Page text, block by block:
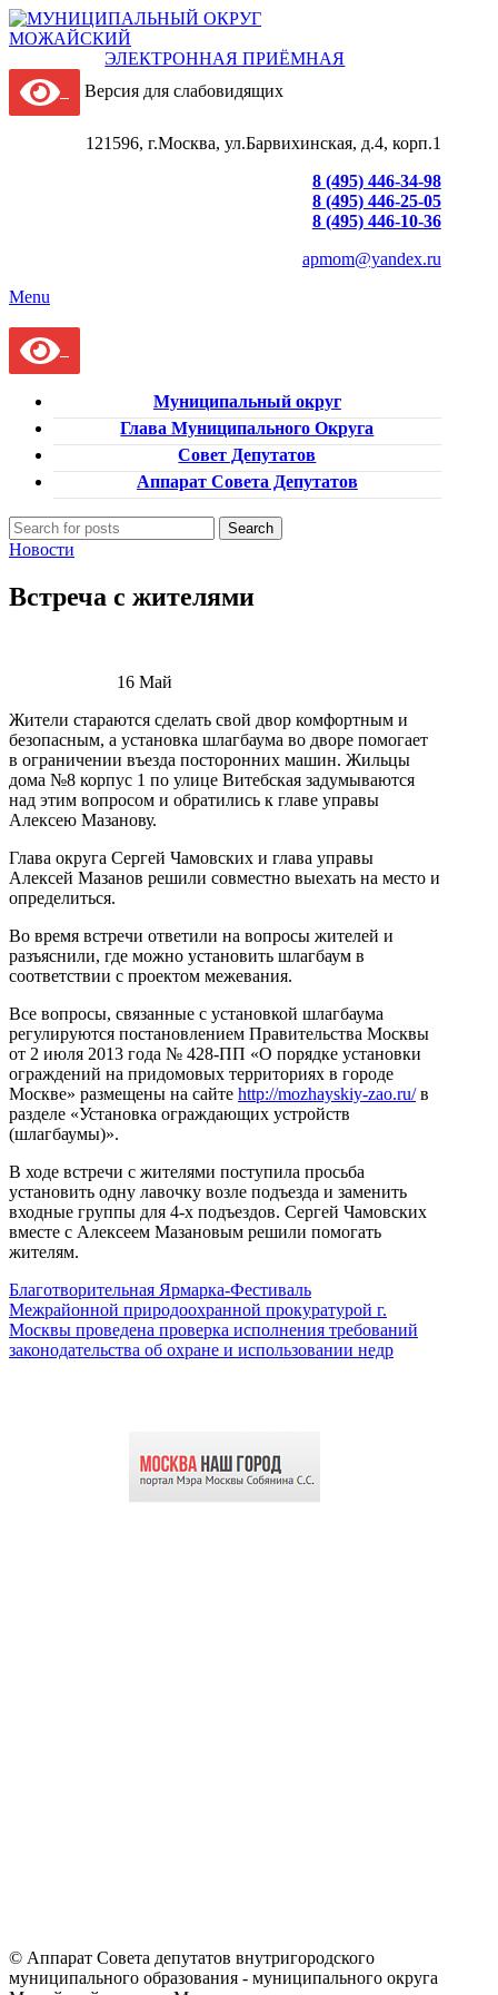
ЭЛЕКТРОННАЯ ПРИЁМНАЯ
Версия для слабовидящих
121596, г.Москва, ул.Барвихинская, д.4, корп.1
8 (495) 446-34-98
8 (495) 446-25-05
8 (495) 446-10-36
apmom@yandex.ru
Menu
Муниципальный округ
Глава Муниципального Округа
Совет Депутатов
Аппарат Совета Депутатов
Search
Новости
Встреча с жителями
16Май
Жители стараются сделать свой двор комфортным и
безопасным, а установка шлагбаума во дворе помогает
в ограничении въезда посторонних машин. Жильцы
дома №8 корпус 1 по улице Витебская задумываются
над этим вопросом и обратились к главе управы
Алексею Мазанову.
Глава округа Сергей Чамовских и глава управы
Алексей Мазанов решили совместно выехать на место и
определиться.
Во время встречи ответили на вопросы жителей и
разъяснили, где можно установить шлагбаум в
соответствии с проектом межевания.
Все вопросы, связанные с установкой шлагбаума
регулируются постановлением Правительства Москвы
от 2 июля 2013 года № 428-ПП «О порядке установки
ограждений на придомовых территориях в городе
Москве» размещены на сайте http://mozhayskiy-zao.ru/в
разделе «Установка ограждающих устройств
(шлагбаумы)».
В ходе встречи с жителями поступила просьба
установить одну лавочку возле подъезда и заменить
входные группы для 4-х подъездов. Сергей Чамовских
вместе с Алексеем Мазановым решили помогать
жителям.
Благотворительная Ярмарка-Фестиваль
Межрайонной природоохранной прокуратурой г.
Москвы проведена проверка исполнения требований
законодательства об охране и использовании недр
© Аппарат Совета депутатов внутригородского
муниципального образования - муниципального округа